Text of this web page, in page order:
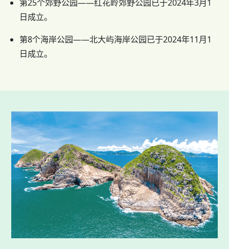
第25个郊野公园——红花岭郊野公园已于2024年3月1
日成立。
第8个海岸公园——北大屿海岸公园已于2024年11月1
日成立。